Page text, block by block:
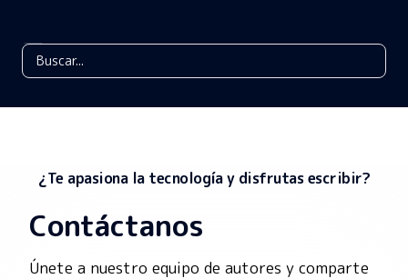
¿Te apasiona la tecnología y disfrutas escribir?
Contáctanos
Únete a nuestro equipo de autores y comparte